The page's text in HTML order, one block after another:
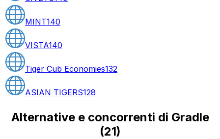
MINT140
VISTA140
Tiger Cub Economies132
ASIAN TIGERS128
Alternative e concorrenti di Gradle
(21)